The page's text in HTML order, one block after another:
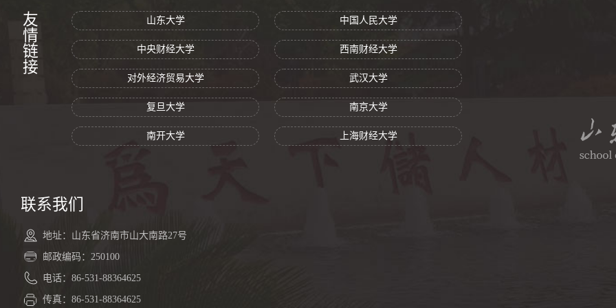
友情链接 山东大学 中国人民大学
中央财经大学 西南财经大学
对外经济贸易大学 武汉大学
复旦大学 南京大学
南开大学 上海财经大学
联系我们
地址：山东省济南市山大南路27号
邮政编码：250100
电话：86-531-88364625
传真：86-531-88364625